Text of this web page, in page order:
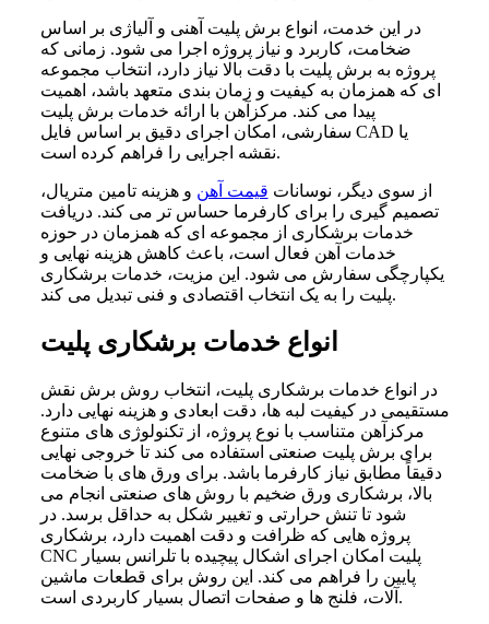
در این خدمت، انواع برش پلیت آهنی و آلیاژی بر اساس
ضخامت، کاربرد و نیاز پروژه اجرا می‌ شود. زمانی که
پروژه به برش پلیت با دقت بالا نیاز دارد، انتخاب مجموعه‌
ای که همزمان به کیفیت و زمان‌ بندی متعهد باشد، اهمیت
پیدا می‌ کند. مرکزآهن با ارائه خدمات برش پلیت
سفارشی، امکان اجرای دقیق بر اساس فایل CAD یا
نقشه اجرایی را فراهم کرده است.
از سوی دیگر، نوسانات قیمت آهن و هزینه تامین متریال،
تصمیم‌ گیری را برای کارفرما حساس‌ تر می‌ کند. دریافت
خدمات برشکاری از مجموعه‌ ای که همزمان در حوزه
خدمات آهن فعال است، باعث کاهش هزینه نهایی و
یکپارچگی سفارش می‌ شود. این مزیت، خدمات برشکاری
پلیت را به یک انتخاب اقتصادی و فنی تبدیل می‌ کند.
انواع خدمات برشکاری پلیت
در انواع خدمات برشکاری پلیت، انتخاب روش برش نقش
مستقیمی در کیفیت لبه‌ ها، دقت ابعادی و هزینه نهایی دارد.
مرکزآهن متناسب با نوع پروژه، از تکنولوژی‌ های متنوع
برای برش پلیت صنعتی استفاده می‌ کند تا خروجی نهایی
دقیقاً مطابق نیاز کارفرما باشد. برای ورق‌ های با ضخامت
بالا، برشکاری ورق ضخیم با روش‌ های صنعتی انجام می‌
شود تا تنش حرارتی و تغییر شکل به حداقل برسد. در
پروژه‌ هایی که ظرافت و دقت اهمیت دارد، برشکاری
CNC پلیت امکان اجرای اشکال پیچیده با تلرانس بسیار
پایین را فراهم می‌ کند. این روش برای قطعات ماشین‌
آلات، فلنج‌ ها و صفحات اتصال بسیار کاربردی است.